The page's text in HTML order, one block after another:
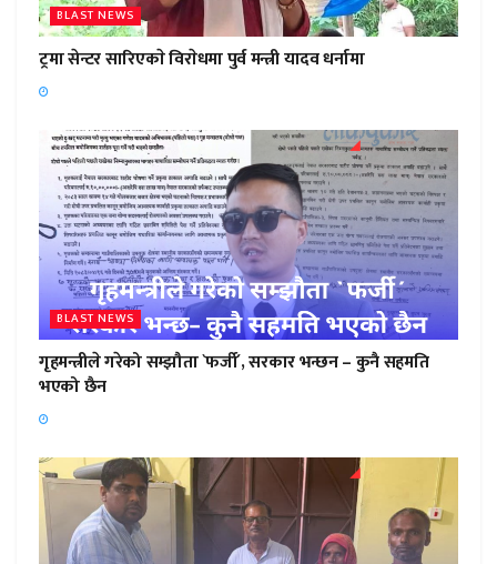
BLAST NEWS
ट्रमा सेन्टर सारिएकाे विराेधमा पुर्व मन्त्री यादव धर्नामा
BLAST NEWS
गृहमन्त्रीले गरेको सम्झौता `फर्जी´, सरकार भन्छन – कुनै सहमति
भएको छैन